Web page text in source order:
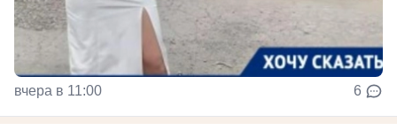
вчера в 11:00 6